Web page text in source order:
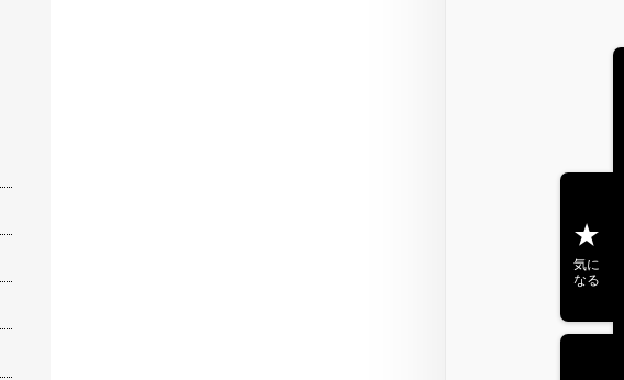
気に
なる